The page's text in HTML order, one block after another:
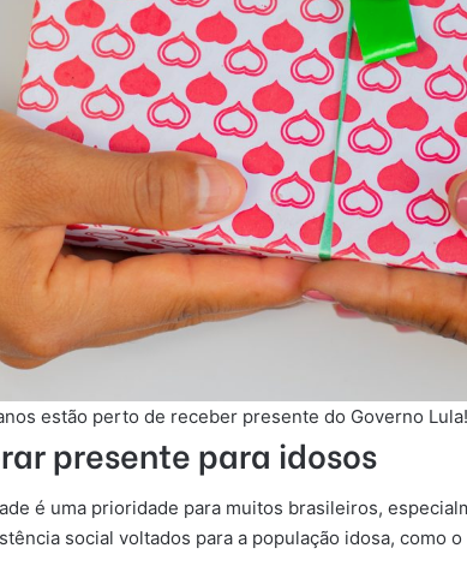
estão perto de receber presente do Governo
presente para idosos
é uma prioridade para muitos brasileiros,
social voltados para a população idosa, como